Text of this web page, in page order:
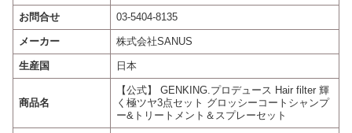
お問合せ 03-5404-8135
メーカー 株式会社SANUS
生産国 日本
商品名
【公式】 GENKING.プロデュース Hair filter 輝
く極ツヤ3点セット グロッシーコートシャンプ
ー&トリートメント＆スプレーセット